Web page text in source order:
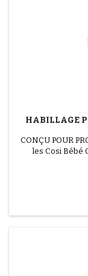
HABILLAGE
CONÇU POUR
les Cosi Bébé